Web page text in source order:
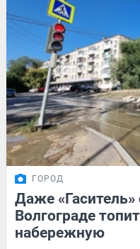
ГОРОД
Даже
Волгограде
набережную